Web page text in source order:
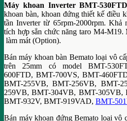
Máy khoan Inverter BMT-
khoan bàn, khoan đứng thiết kế điều
tần Inverter từ 65rpm-2000rpm. Khả
tích hợp sẳn chức năng taro M4-
làm mát (Option).
Bán máy khoan bàn Bemato loại vô
trên 25mm có model BMT-
600FTD, BMT-700VS, BMT-
BMT-255VB, BMT-256VB, BMT-
259VB, BMT-304VB, BMT-305VB,
BMT-932V, BMT-919VAD, BMT-
Bán máy khoan đứng Bemato loại vô